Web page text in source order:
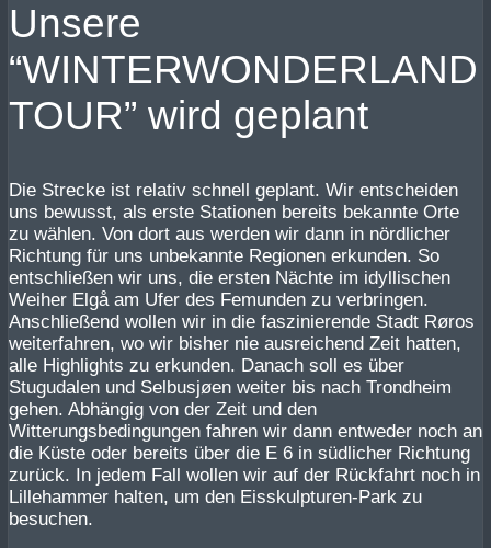
Unsere
“WINTERWONDERLAND
TOUR” wird geplant
Die Strecke ist relativ schnell geplant. Wir entscheiden
uns bewusst, als erste Stationen bereits bekannte Orte
zu wählen. Von dort aus werden wir dann in nördlicher
Richtung für uns unbekannte Regionen erkunden. So
entschließen wir uns, die ersten Nächte im idyllischen
Weiher Elgå am Ufer des Femunden zu verbringen.
Anschließend wollen wir in die faszinierende Stadt Røros
weiterfahren, wo wir bisher nie ausreichend Zeit hatten,
alle Highlights zu erkunden. Danach soll es über
Stugudalen und Selbusjøen weiter bis nach Trondheim
gehen. Abhängig von der Zeit und den
Witterungsbedingungen fahren wir dann entweder noch an
die Küste oder bereits über die E 6 in südlicher Richtung
zurück. In jedem Fall wollen wir auf der Rückfahrt noch in
Lillehammer halten, um den Eisskulpturen-Park zu
besuchen.